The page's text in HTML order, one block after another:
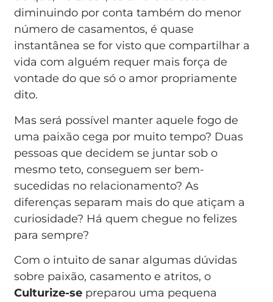
diminuindo por conta também do menor
número de casamentos, é quase
instantânea se for visto que compartilhar a
vida com alguém requer mais força de
vontade do que só o amor propriamente
dito.
Mas será possível manter aquele fogo de
uma paixão cega por muito tempo? Duas
pessoas que decidem se juntar sob o
mesmo teto, conseguem ser bem-
sucedidas no relacionamento? As
diferenças separam mais do que atiçam a
curiosidade? Há quem chegue no felizes
para sempre?
Com o intuito de sanar algumas dúvidas
sobre paixão, casamento e atritos, o
Culturize-se preparou uma pequena